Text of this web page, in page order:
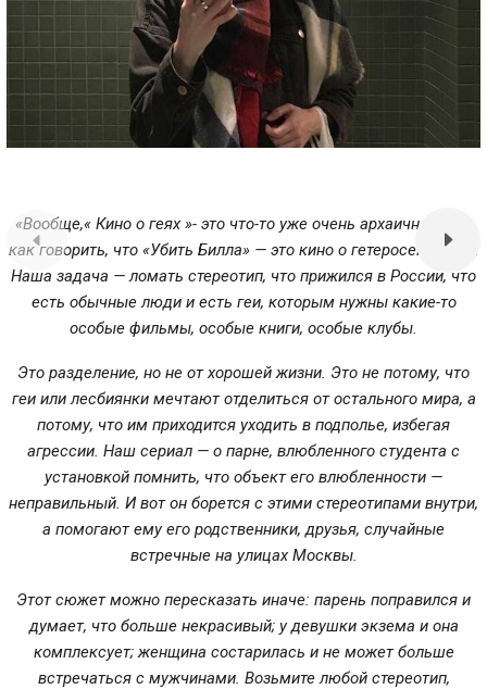
«Вообще,« Кино о геях »- это что-то уже очень архаичное. Это
как говорить, что «Убить Билла» — это кино о гетеросексуалах.
Наша задача — ломать стереотип, что прижился в России, что
есть обычные люди и есть геи, которым нужны какие-то
особые фильмы, особые книги, особые клубы.
Это разделение, но не от хорошей жизни. Это не потому, что
геи или лесбиянки мечтают отделиться от остального мира, а
потому, что им приходится уходить в подполье, избегая
агрессии. Наш сериал — о парне, влюбленного студента с
установкой помнить, что объект его влюбленности —
неправильный. И вот он борется с этими стереотипами внутри,
а помогают ему его родственники, друзья, случайные
встречные на улицах Москвы.
Этот сюжет можно пересказать иначе: парень поправился и
думает, что больше некрасивый; у девушки экзема и она
комплексует; женщина состарилась и не может больше
встречаться с мужчинами. Возьмите любой стереотип,